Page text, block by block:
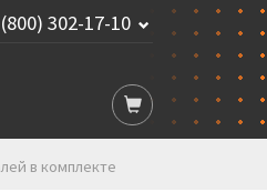
302-17-10
в комплекте